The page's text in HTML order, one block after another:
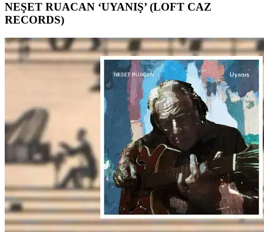
NEŞET RUACAN ‘UYANIŞ’ (LOFT CAZ
RECORDS)